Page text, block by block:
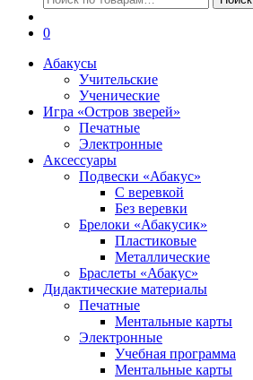
0
Абакусы
Учительские
Ученические
Игра «Остров зверей»
Печатные
Электронные
Аксессуары
Подвески «Абакус»
С веревкой
Без веревки
Брелоки «Абакусик»
Пластиковые
Металлические
Браслеты «Абакус»
Дидактические материалы
Печатные
Ментальные карты
Электронные
Учебная программа
Ментальные карты